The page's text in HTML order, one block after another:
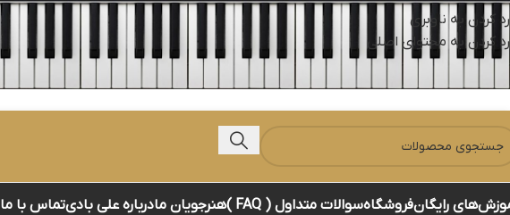
رد کردن به ناوبری
رد کردن به محتوای اصلی
رایگانفروشگاهسوالات متداول ( FAQ ) هنرجویان مادرباره علی بادیتماس با ما